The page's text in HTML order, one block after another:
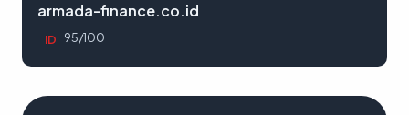
armada-finance.co.id
ID 95/100